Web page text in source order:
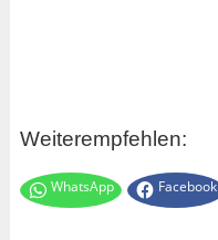
Weiterempfehlen:
WhatsApp Facebook